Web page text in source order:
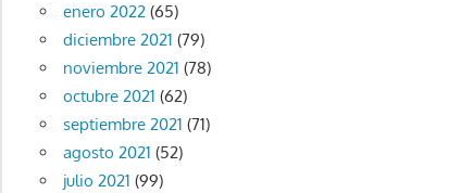
enero 2022(65)
diciembre 2021 (79)
noviembre 2021 (78)
octubre 2021 (62)
septiembre 2021 (71)
agosto 2021 (52)
julio 2021 (99)